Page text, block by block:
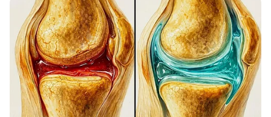
അഡ്വാൻസ് തുക ഞെട്ടിക്കുന്നത്, ഇത്
അപൂര്‍വം
ഡോ. കൃഷ്ണ പ്രിയദർശൻ
രചനയും സംവിധാനവും
'ദ പാരഡൈസ്'
റിലീസിനൊരുങ്ങുന്നു;